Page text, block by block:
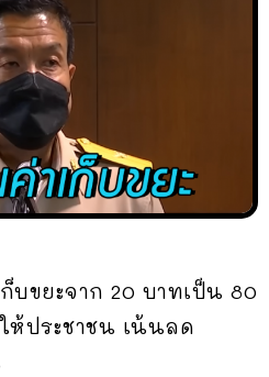
บขยะจาก 20 บาทเป็น 80
ห้ประชาชน เน้นลด